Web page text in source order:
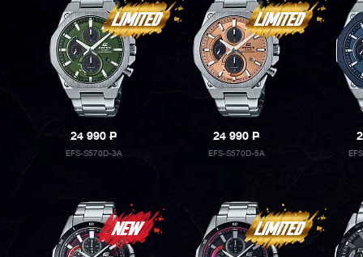
24 990P
EFS-S570D-3A
24 990P
EFS-S570D-5A